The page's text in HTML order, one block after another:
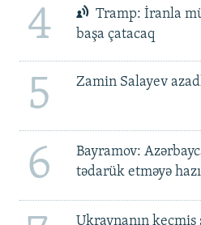
4
Tramp: İranla
başa çatacaq
5 Zamin Salayev
6
Bayramov:
tədarük etməyə
Ukraynanın